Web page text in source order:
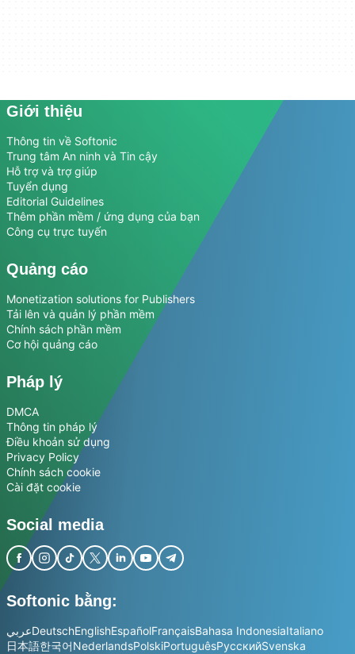
Giới thiệu
Thông tin về Softonic
Trung tâm An ninh và Tin cậy
Hỗ trợ và trợ giúp
Tuyển dụng
Editorial Guidelines
Thêm phần mềm / ứng dụng của bạn
Công cụ trực tuyến
Quảng cáo
Monetization solutions for Publishers
Tải lên và quản lý phần mềm
Chính sách phần mềm
Cơ hội quảng cáo
Pháp lý
DMCA
Thông tin pháp lý
Điều khoản sử dụng
Privacy Policy
Chính sách cookie
Cài đặt cookie
Social media
Softonic bằng:
عربيDeutschEnglishEspañolFrançaisBahasa IndonesiaItaliano
日本語한국어NederlandsPolskiPortuguêsРусскийSvenska